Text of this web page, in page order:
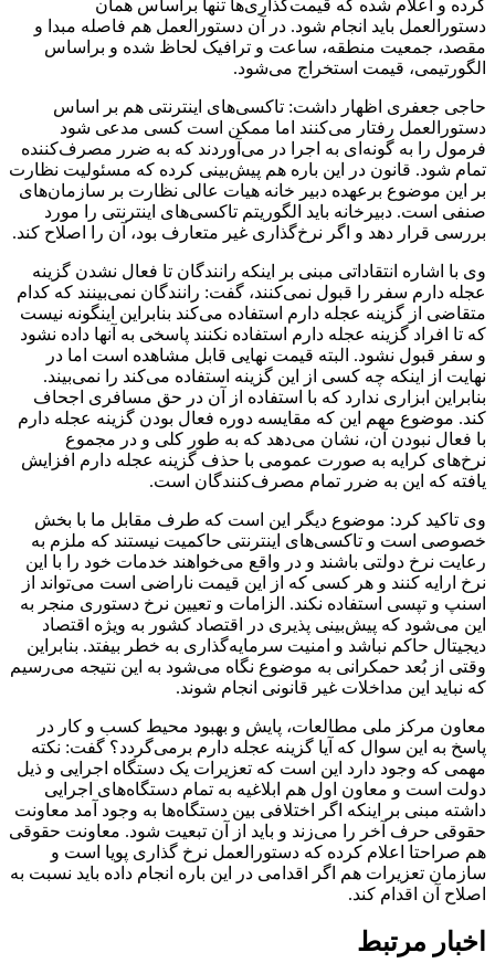
کرده و اعلام شده که قیمت‌گذاری‌ها تنها براساس همان
دستورالعمل باید انجام شود. در آن دستورالعمل هم فاصله مبدا و
مقصد،‌ جمعیت منطقه، ساعت و ترافیک لحاظ شده و براساس
الگورتیمی، قیمت استخراج می‌شود.
حاجی‌ جعفری اظهار داشت: تاکسی‌های اینترنتی هم بر اساس
دستورالعمل رفتار می‌کنند اما ممکن است کسی مدعی شود
فرمول را به گونه‌ای به اجرا در می‌آوردند که به ضرر مصرف‌کننده
تمام ‌شود. قانون در این باره هم پیش‌بینی کرده که مسئولیت نظارت
بر این موضوع برعهده دبیر خانه هیات عالی نظارت بر سازمان‌های
صنفی است. دبیرخانه باید الگوریتم تاکسی‌های اینترنتی را مورد
بررسی قرار دهد و اگر نرخ‌گذاری غیر متعارف بود، آن را اصلاح کند.
وی با اشاره انتقاداتی مبنی بر اینکه رانندگان تا فعال نشدن گزینه
عجله دارم سفر را قبول نمی‌کنند، گفت: رانندگان نمی‌بینند که کدام
متقاضی از گزینه عجله دارم استفاده می‌کند بنابراین اینگونه نیست
که تا افراد گزینه عجله دارم استفاده نکنند پاسخی به آنها داده نشود
و سفر قبول نشود. البته قیمت نهایی قابل مشاهده است اما در
نهایت از اینکه چه کسی از این گزینه استفاده می‌کند را نمی‌بیند.
بنابراین ابزاری ندارد که با استفاده از آن در حق مسافری اجحاف
کند. موضوع مهم این که مقایسه دوره فعال بودن گزینه عجله دارم
با فعال نبودن آن، نشان می‌دهد که به طور کلی و در مجموع
نرخ‌های کرایه به صورت عمومی با حذف گزینه عجله دارم افزایش
یافته که این به ضرر تمام مصرف‌کنندگان است.
وی تاکید کرد: موضوع دیگر این است که طرف مقابل ما با بخش
خصوصی است و تاکسی‌های اینترنتی حاکمیت نیستند که ملزم به
رعایت نرخ دولتی باشند و در واقع می‌خواهند خدمات خود را با این
نرخ ارایه کنند و هر کسی که از این قیمت ناراضی است می‌تواند از
اسنپ و تپسی استفاده نکند. الزامات و تعیین نرخ دستوری منجر به
این می‌شود که پیش‌بینی پذیری در اقتصاد کشور به ویژه اقتصاد
دیجیتال حاکم نباشد و امنیت سرمایه‌گذاری به خطر بیفتد. بنابراین
وقتی از بُعد حمکرانی به موضوع نگاه می‌شود به این نتیجه می‌رسیم
که نباید این مداخلات غیر قانونی انجام شوند.
معاون مرکز ملی مطالعات، پایش و بهبود محیط کسب و کار در
پاسخ به این سوال که آیا گزینه عجله دارم برمی‌گردد؟ گفت: نکته
مهمی که وجود دارد این است که تعزیرات یک دستگاه اجرایی و ذیل
دولت است و معاون اول هم ابلاغیه به تمام دستگاه‌های اجرایی
داشته مبنی بر اینکه اگر اختلافی بین دستگاه‌ها به وجود آمد معاونت
حقوقی حرف آخر را می‌زند و باید از آن تبعیت شود. معاونت حقوقی
هم صراحتا اعلام کرده که دستورالعمل نرخ گذاری پویا است و
سازمان تعزیرات هم اگر اقدامی در این باره انجام داده باید نسبت به
اصلاح آن اقدام کند.
اخبار مرتبط